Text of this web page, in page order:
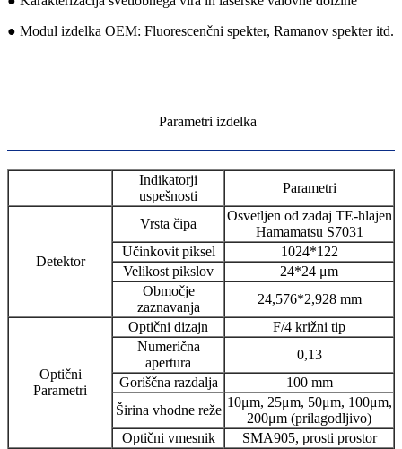
● Modul izdelka OEM: Fluorescenčni spekter, Ramanov spekter itd.
Parametri izdelka
Indikatorji
uspešnosti
Parametri
Detektor
Vrsta čipa
Osvetljen od zadaj TE-hlajen
Hamamatsu S7031
Učinkovit piksel
1024*122
Velikost pikslov
24*24 μm
Območje
zaznavanja
24,576*2,928 mm
Optični
Parametri
Optični dizajn
F/4 križni tip
Numerična
apertura
0,13
Goriščna razdalja
100 mm
Širina vhodne reže
10μm, 25μm, 50μm, 100μm,
200μm (prilagodljivo)
Optični vmesnik
SMA905, prosti prostor